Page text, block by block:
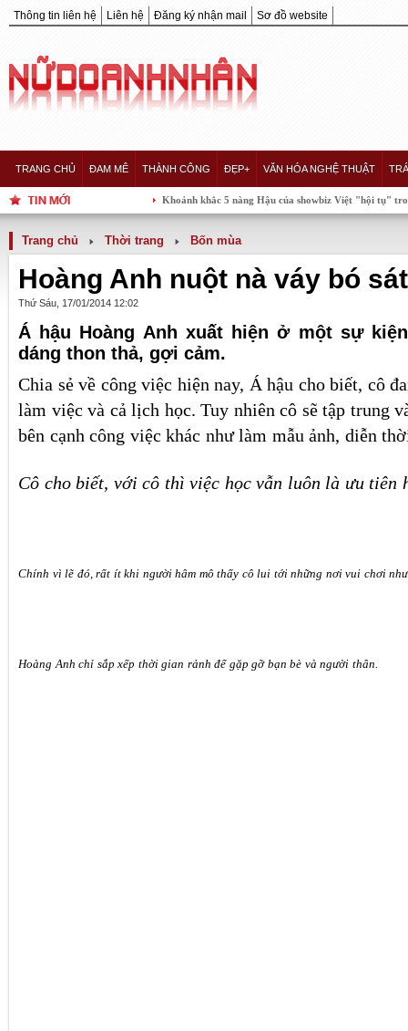
Thông tin liên hệ Liên hệ Đăng ký nhận mail Sơ đồ website
TRANG CHỦ ĐAM MÊ THÀNH CÔNG ĐẸP+ VĂN HÓA NGHỆ THUẬT
Khoảnh khắc 5 nàng Hậu của showbiz Việt "hội tụ" trong một
Trang chủ Thời trang Bốn mùa
Hoàng Anh nuột nà váy bó sát
Thứ Sáu, 17/01/2014 12:02
Á hậu Hoàng Anh xuất hiện ở một sự
dáng thon thả, gợi cảm.
Chia sẻ về công việc hiện nay, Á hậu cho biết, cô
làm việc và cả lịch học. Tuy nhiên cô sẽ tập trung
bên cạnh công việc khác như làm mẫu ảnh, diễn
Cô cho biết, với cô thì việc học vẫn luôn là ưu tiên
Chính vì lẽ đó, rất ít khi người hâm mô thấy cô lui tới những nơi vui chơi
Hoàng Anh chỉ sắp xếp thời gian rảnh để gặp gỡ bạn bè và người thân.